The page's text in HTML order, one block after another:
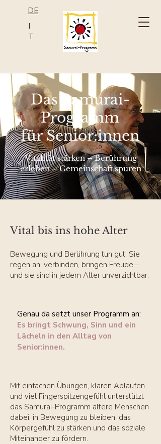
DE
I
T
Das Samurai-
Programm
für Senior:innen
Vitalität stärken – Berührung
erleben – Gemeinschaft spüren
Vital bis ins hohe Alter
Bewegung und Berührung tun gut. Sie
regen an, verbinden, bringen Freude –
und sie sind in jedem Alter unverzichtbar.
Genau da setzt unser Programm an:
Es bringt Schwung, Sinn und ein
Lächeln in den Alltag von
Senior:innen.
Mit einfachen Übungen, klaren Abläufen
und viel Fingerspitzengefühl unterstützt
das Samurai-Programm ältere Menschen
dabei, in Bewegung zu bleiben, das
Körpergefühl zu stärken und das soziale
Miteinander zu fördern.